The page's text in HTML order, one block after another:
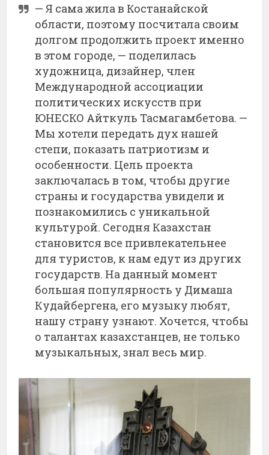
— Я сама жила в Костанайской
области, поэтому посчитала своим
долгом продолжить проект именно
в этом городе, — поделилась
художница, дизайнер, член
Международной ассоциации
политических искусств при
ЮНЕСКО Айткуль Тасмагамбетова. —
Мы хотели передать дух нашей
степи, показать патриотизм и
особенности. Цель проекта
заключалась в том, чтобы другие
страны и государства увидели и
познакомились с уникальной
культурой. Сегодня Казахстан
становится все привлекательнее
для туристов, к нам едут из других
государств. На данный момент
большая популярность у Димаша
Кудайбергена, его музыку любят,
нашу страну узнают. Хочется, чтобы
о талантах казахстанцев, не только
музыкальных, знал весь мир.